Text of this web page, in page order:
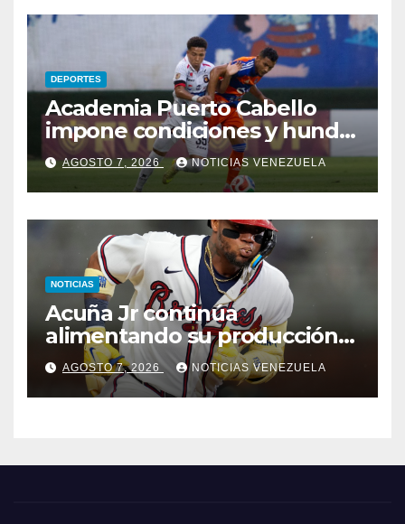
DEPORTES
Academia Puerto Cabello
impone condiciones y hunde
al Caracas FC
AGOSTO 7, 2026 NOTICIAS VENEZUELA
NOTICIAS
Acuña Jr continúa
alimentando su producción
jonronera
AGOSTO 7, 2026 NOTICIAS VENEZUELA